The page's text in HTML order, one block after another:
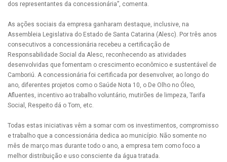
dos representantes da concessionária”, comenta.
As ações sociais da empresa ganharam destaque, inclusive, na
Assembleia Legislativa do Estado de Santa Catarina (Alesc). Por três anos
consecutivos a concessionária recebeu a certificação de
Responsabilidade Social da Alesc, reconhecendo as atividades
desenvolvidas que fomentam o crescimento econômico e sustentável de
Camboriú. A concessionária foi certificada por desenvolver, ao longo do
ano, diferentes projetos como o Saúde Nota 10, o De Olho no Óleo,
Afluentes, incentivo ao trabalho voluntário, mutirões de limpeza, Tarifa
Social, Respeito dá o Tom, etc.
Todas estas iniciativas vêm a somar com os investimentos, compromisso
e trabalho que a concessionária dedica ao município. Não somente no
mês de março mas durante todo o ano, a empresa tem como foco a
melhor distribuição e uso consciente da água tratada.